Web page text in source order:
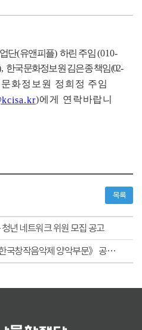
단(유앤피플) 하린 주임(010-
한국문화정보원 김은종 책임(02-
화정보원 정희정 주임
)에게 연락바랍니
목록
년 네트워크 위원 모집 공고
《제17회 ARKO한국창작음악제 양악부문》 공연 안내